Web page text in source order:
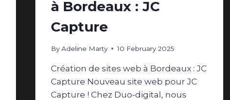
à Bordeaux : JC
Capture
By Adeline Marty 10 February 2025
Création de sites web à Bordeaux : JC
Capture Nouveau site web pour JC
Capture ! Chez Duo-digital, nous